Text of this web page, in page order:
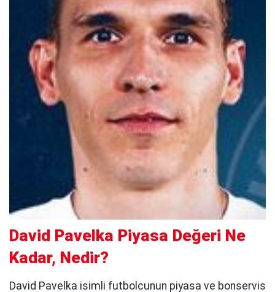
David Pavelka Piyasa Değeri Ne
Kadar, Nedir?
David Pavelka isimli futbolcunun piyasa ve bonservis